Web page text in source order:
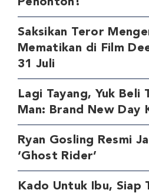
Saksikan Teror
Mematikan di Film
31 Juli
Lagi Tayang, Yuk Beli
Man: Brand New Day
Ryan Gosling Resmi
‘Ghost Rider’
Kado Untuk Ibu, Siap